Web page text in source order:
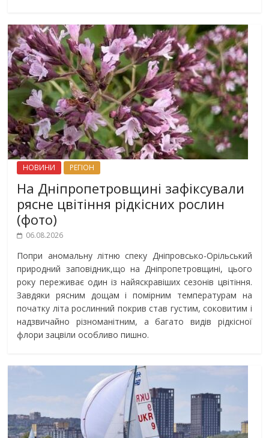
НОВИНИ РЕГІОН
На Дніпропетровщині зафіксували
рясне цвітіння рідкісних рослин
(фото)
06.08.2026
Попри аномальну літню спеку Дніпровсько-Орільський
природний заповідник,що на Дніпропетровщині, цього
року переживає один із найяскравіших сезонів цвітіння.
Завдяки рясним дощам і помірним температурам на
початку літа рослинний покрив став густим, соковитим і
надзвичайно різноманітним, а багато видів рідкісної
флори зацвіли особливо пишно.